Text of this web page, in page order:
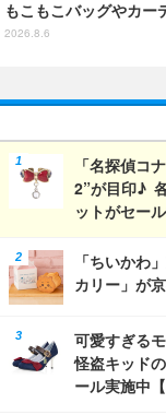
もこもこバッグやカー
ど全8型
2026.8.6
「名探偵コ
2”が目印♪
ットがセー
「ちいかわ
カリー」が
可愛すぎる
怪盗キッド
ール実施中